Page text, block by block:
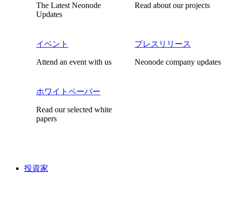
The Latest Neonode
Updates
Read about our projects
イベント
Attend an event with us
プレスリリース
Neonode company updates
ホワイトペーパー
Read our selected white
papers
投資家